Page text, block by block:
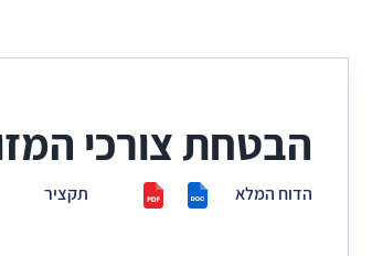
הבטחת צורכי
הדוח המלא תקציר